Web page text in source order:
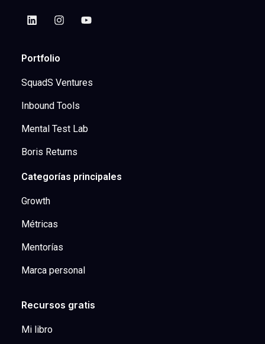
Portfolio
SquadS Ventures
Inbound Tools
Mental Test Lab
Boris Returns
Categorías principales
Growth
Métricas
Mentorías
Marca personal
Recursos gratis
Mi libro